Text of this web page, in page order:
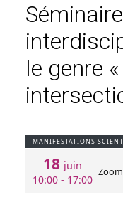
le genre
MANIFESTATIONS
18 juin
10:00 - 17:00
Zoom